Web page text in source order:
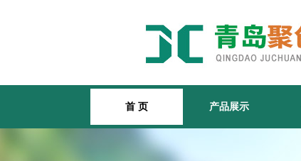
首 页 产品展示